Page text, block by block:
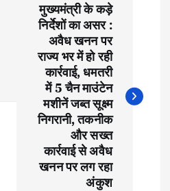
मुख्यमंत्री के कड़े
निर्देशों का असर :
अवैध खनन पर
राज्य भर में हो रही
कार्रवाई, धमतरी
में 5 चैन माउंटेन
मशीनें जब्त सूक्ष्म
निगरानी, तकनीक
और सख्त
कार्रवाई से अवैध
खनन पर लग रहा
अंकुश